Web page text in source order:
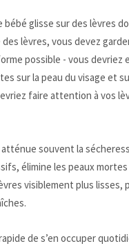
bébé glisse sur des lèvres
des lèvres, vous devez
possible - vous devriez
sur la peau du visage et
faire attention à vos
souvent la
élimine les peaux mortes
visiblement plus lisses,
de s’en occuper